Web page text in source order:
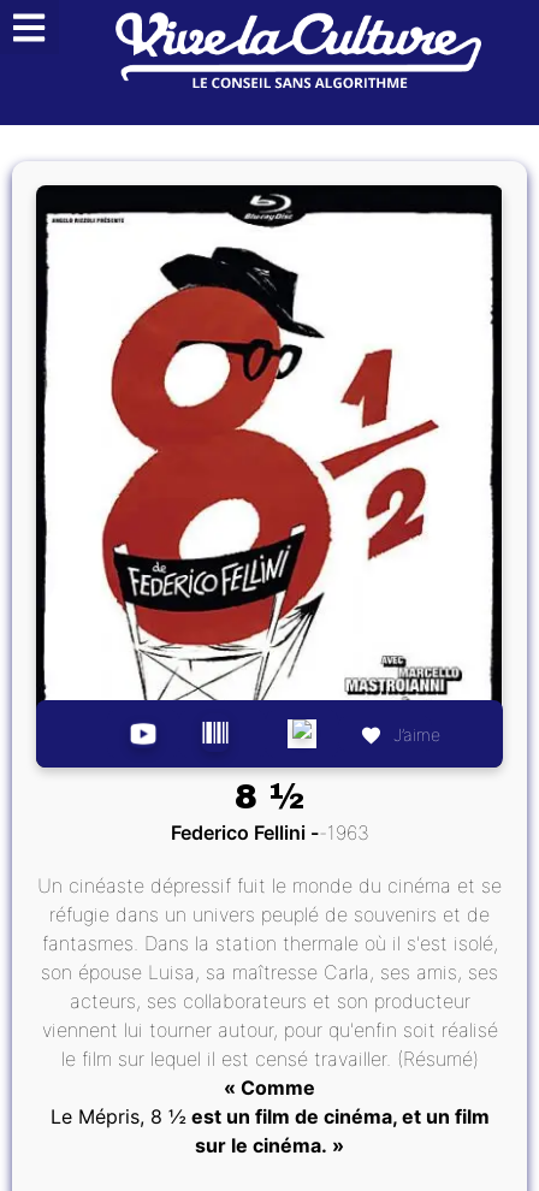
J’aime
8 ½
Federico Fellini 1963
Un cinéaste dépressif fuit le monde du cinéma et se
réfugie dans un univers peuplé de souvenirs et de
fantasmes. Dans la station thermale où il s'est isolé,
son épouse Luisa, sa maîtresse Carla, ses amis, ses
acteurs, ses collaborateurs et son producteur
viennent lui tourner autour, pour qu'enfin soit réalisé
le film sur lequel il est censé travailler. (Résumé)
« Comme
Le Mépris, 8 ½est un film de cinéma, et un film
sur le cinéma. »